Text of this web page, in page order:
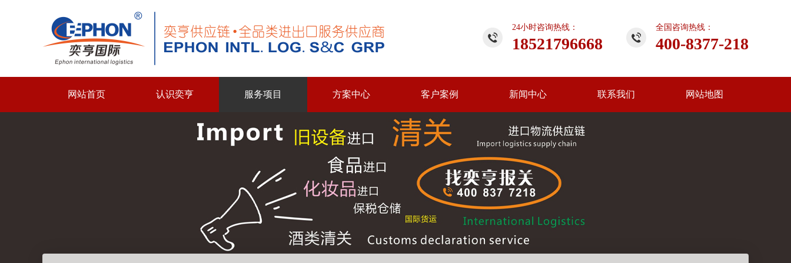
全国咨询热线：
400-8377-218
24小时咨询热线：
18521796668
网站首页 认识奕亨 服务项目 方案中心 客户案例 新闻中心 联系我们 网站地图